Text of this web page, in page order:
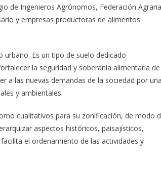
de Ingenieros Agrónomos, Federación Agraria
y empresas productoras de alimentos.
Es un tipo de suelo dedicado
la seguridad y soberanía alimentaria de
a las nuevas demandas de la sociedad por una
y ambientales.
cualitativos para su zonificación, de modo
aspectos históricos, paisajísticos,
el ordenamiento de las actividades y